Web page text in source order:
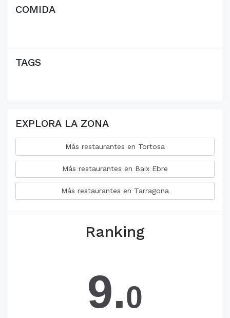
COMIDA
TAGS
EXPLORA LA ZONA
Más restaurantes en Tortosa
Más restaurantes en Baix Ebre
Más restaurantes en Tarragona
Ranking
9.0